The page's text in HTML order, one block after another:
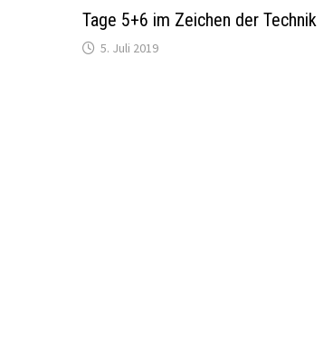
Tage 5+6 im Zeichen der Technik
5. Juli 2019